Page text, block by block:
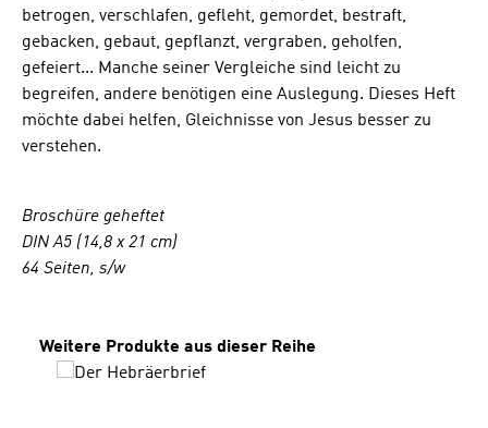
betrogen, verschlafen, gefleht, gemordet, bestraft,
gebacken, gebaut, gepflanzt, vergraben, geholfen,
gefeiert... Manche seiner Vergleiche sind leicht zu
begreifen, andere benötigen eine Auslegung. Dieses Heft
möchte dabei helfen, Gleichnisse von Jesus besser zu
verstehen.
Broschüre geheftet
DIN A5 (14,8 x 21 cm)
64 Seiten, s/w
Produktgalerie überspringen
Weitere Produkte aus dieser Reihe